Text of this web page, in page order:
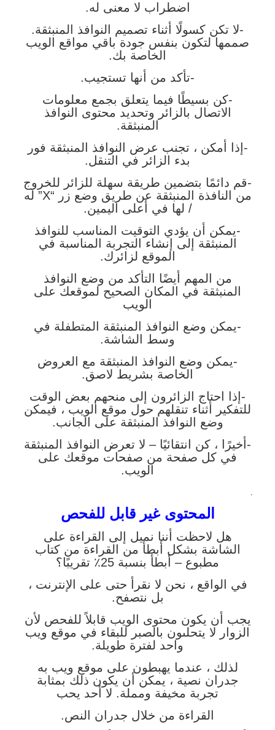
اضطراب لا معنى له.
-لا تكن كسولًا أثناء تصميم النوافذ المنبثقة.
صممها لتكون بنفس جودة باقي مواقع الويب
الخاصة بك.
-تأكد من أنها تستجيب.
-كن بسيطًا فيما يتعلق بجمع معلومات
الاتصال بالزائر وتحديد محتوى النوافذ
المنبثقة.
-إذا أمكن ، تجنب عرض النوافذ المنبثقة فور
بدء الزائر في التنقل.
-قم دائمًا بتضمين طريقة سهلة للزائر للخروج
من النافذة المنبثقة عن طريق وضع زر “X” له
/ لها في أعلى اليمين.
-يمكن أن يؤدي التوقيت المناسب للنوافذ
المنبثقة إلى إنشاء التجربة المناسبة في
الموقع لزائرك.
من المهم أيضًا التأكد من وضع النوافذ
المنبثقة في المكان الصحيح لموقعك على
الويب
-يمكن وضع النوافذ المنبثقة المتطفلة في
وسط الشاشة.
-يمكن وضع النوافذ المنبثقة مع العروض
الخاصة بشريط لاصق.
-إذا احتاج الزائرون إلى منحهم بعض الوقت
للتفكير أثناء تنقلهم حول موقع الويب ، فيمكن
وضع النوافذ المنبثقة على الجانب.
-أخيرًا ، كن انتقائيًا – لا تعرض النوافذ المنبثقة
في كل صفحة من صفحات موقعك على
الويب.
.
المحتوى غير قابل للفحص
هل لاحظت أننا نميل إلى القراءة على
الشاشة بشكل أبطأ من القراءة من كتاب
مطبوع – أبطأ بنسبة 25٪ تقريبًا؟
في الواقع ، نحن لا نقرأ حتى على الإنترنت ،
بل نتصفح.
يجب أن يكون محتوى الويب قابلاً للفحص لأن
الزوار لا يتحلىون بالصبر للبقاء في موقع ويب
واحد لفترة طويلة.
لذلك ، عندما يهبطون على موقع ويب به
جدران نصية ، يمكن أن يكون ذلك بمثابة
تجربة مخيفة ومملة. لا أحد يحب
القراءة من خلال جدران النص.